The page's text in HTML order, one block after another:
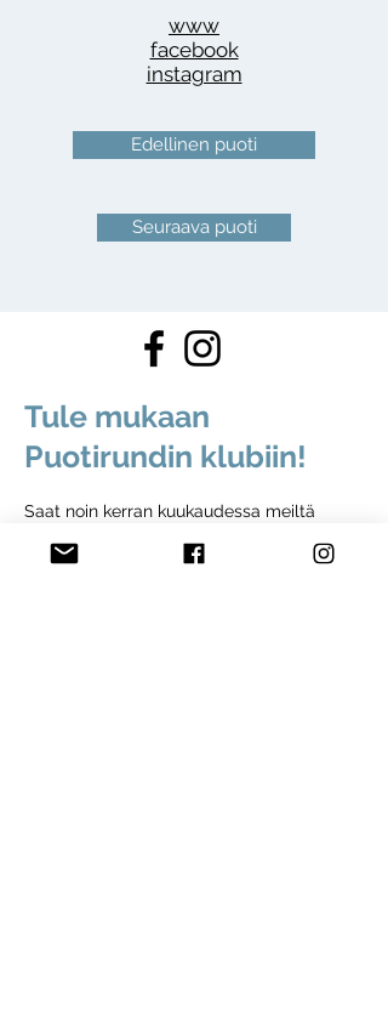
www
facebook
instagram
Edellinen puoti
Seuraava puoti
Tule mukaan
Puotirundin klubiin!
Saat noin kerran kuukaudessa meiltä
kuulumisista, tarjouksista, vinkeistä ja